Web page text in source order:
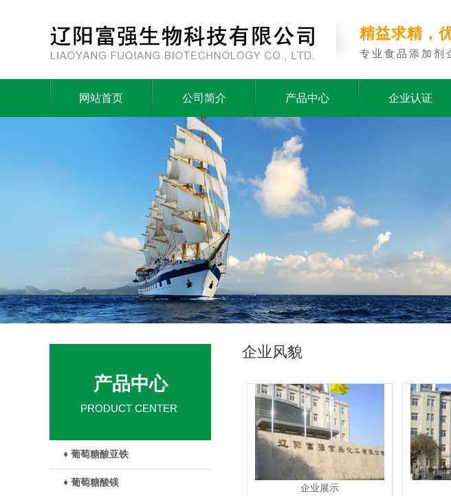
精益求精，
专业食品添加剂
网站首页 公司简介 产品中心 企业认证
产品中心
PRODUCT CENTER
♦ 葡萄糖酸亚铁
♦ 葡萄糖酸镁
企业风貌
企业展示